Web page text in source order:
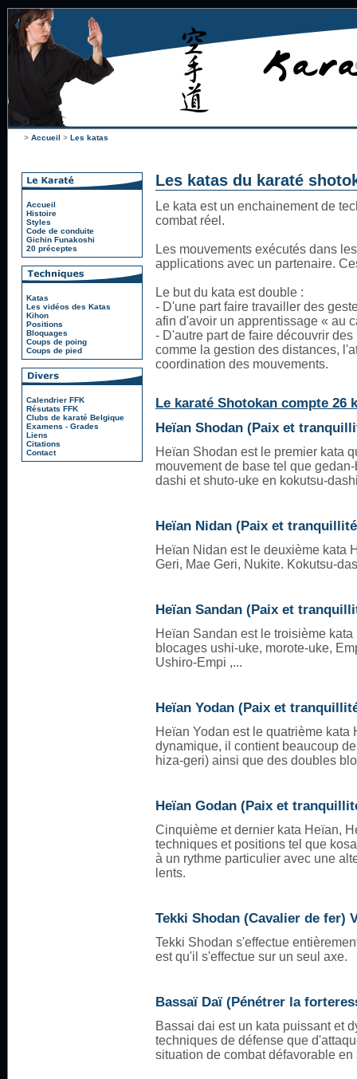
> Accueil > Les katas
Accueil
Histoire
Styles
Code de conduite
Gichin Funakoshi
20 préceptes
Katas
Les vidéos des Katas
Kihon
Positions
Bloquages
Coups de poing
Coups de pied
Calendrier FFK
Résutats FFK
Clubs de karaté Belgique
Examens - Grades
Liens
Citations
Contact
Les katas du karaté
Le kata est un enchainement de
combat réel.
Les mouvements exécutés dans
applications avec un partenaire.
Le but du kata est double :
- D'une part faire travailler des
afin d'avoir un apprentissage « au
- D'autre part de faire découvrir
comme la gestion des distances,
coordination des mouvements.
Le karaté Shotokan compte 26
Heïan Shodan (Paix et
Heïan Shodan est le premier kata
mouvement de base tel que
dashi et shuto-uke en kokutsu-
Heïan Nidan (Paix et
Heïan Nidan est le deuxième kata
Geri, Mae Geri, Nukite. Kokutsu-
Heïan Sandan (Paix et
Heïan Sandan est le troisième
blocages ushi-uke, morote-uke,
Ushiro-Empi ,...
Heïan Yodan (Paix et
Heïan Yodan est le quatrième
dynamique, il contient beaucoup
hiza-geri) ainsi que des doubles
Heïan Godan (Paix et
Cinquième et dernier kata Heïan,
techniques et positions tel que
à un rythme particulier avec une
lents.
Tekki Shodan (Cavalier de fer)
Tekki Shodan s'effectue
est qu'il s'effectue sur un seul axe.
Bassaï Daï (Pénétrer la
Bassai dai est un kata puissant et
techniques de défense que
situation de combat défavorable